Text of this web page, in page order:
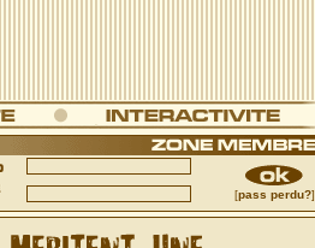
[pass perdu?]